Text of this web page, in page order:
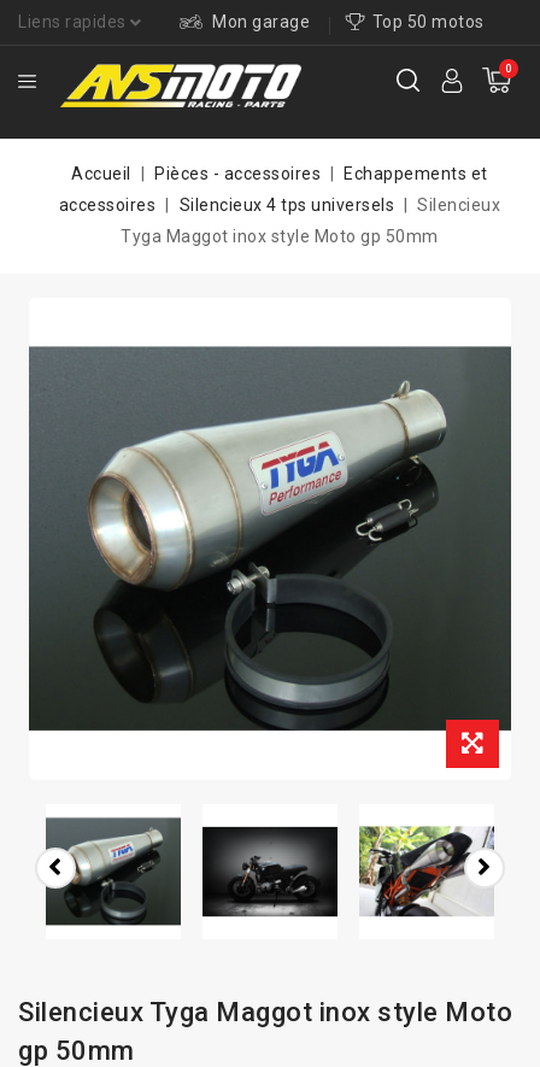
Liens rapides Mon garage Top 50 motos
0
Accueil Pièces - accessoires
Echappements et
accessoires
Silencieux 4 tps universels
Silencieux
Tyga Maggot inox style Moto gp 50mm
Silencieux Tyga Maggot inox style Moto
gp 50mm